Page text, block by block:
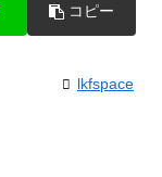
コピー
lkfspace